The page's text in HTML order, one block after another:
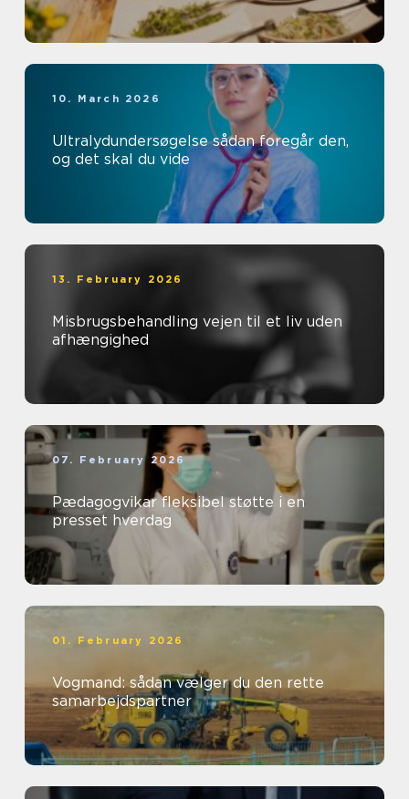
10. March 2026
Ultralydundersøgelse sådan foregår den,
og det skal du vide
13. February 2026
Misbrugsbehandling vejen til et liv uden
afhængighed
07. February 2026
Pædagogvikar fleksibel støtte i en
presset hverdag
01. February 2026
Vogmand: sådan vælger du den rette
samarbejdspartner